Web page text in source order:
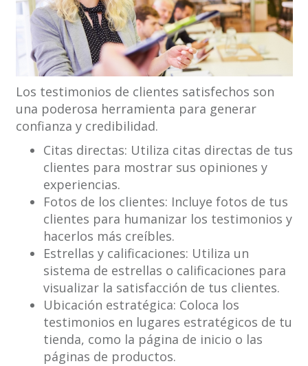
Los testimonios de clientes satisfechos son
una poderosa herramienta para generar
confianza y credibilidad.
Citas directas: Utiliza citas directas de tus
clientes para mostrar sus opiniones y
experiencias.
Fotos de los clientes: Incluye fotos de tus
clientes para humanizar los testimonios y
hacerlos más creíbles.
Estrellas y calificaciones: Utiliza un
sistema de estrellas o calificaciones para
visualizar la satisfacción de tus clientes.
Ubicación estratégica: Coloca los
testimonios en lugares estratégicos de tu
tienda, como la página de inicio o las
páginas de productos.